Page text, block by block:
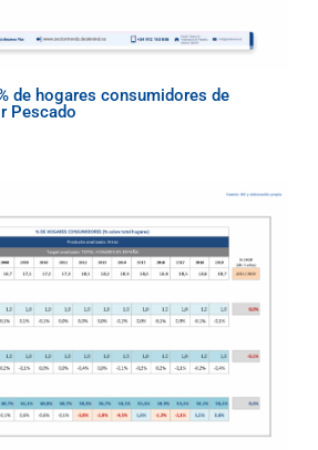
de hogares consumidores de
Pescado